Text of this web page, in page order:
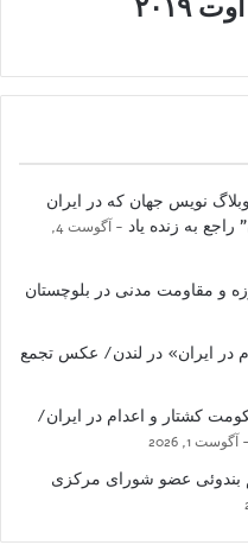
نویس جهان که در ایران
به زنده یاد
آگوست 4,
و مقاومت مدنی در بلوچستان
در ایران» در لندن/ عکس تجمع
کشتار و اعدام در ایران/
آگوست 1, 2026
بندوئی عضو شورای مرکزی